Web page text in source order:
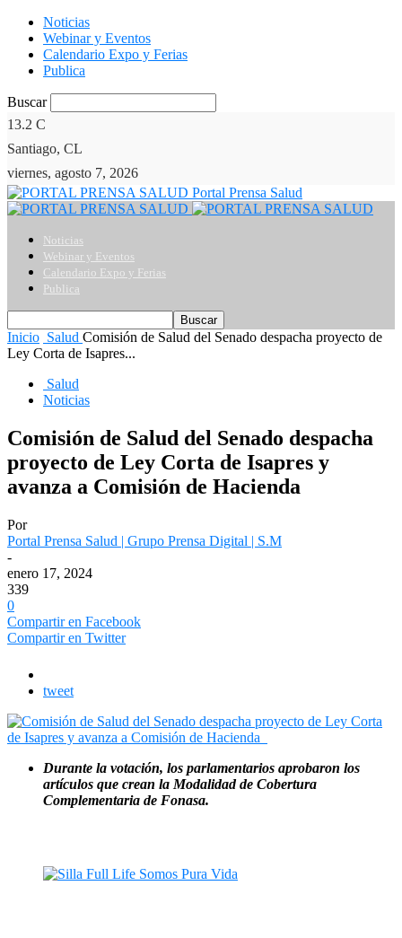
Noticias
Webinar y Eventos
Calendario Expo y Ferias
Publica
Buscar
13.2 C
Santiago, CL
viernes, agosto 7, 2026
Portal Prensa Salud
Noticias
Webinar y Eventos
Calendario Expo y Ferias
Publica
Inicio Salud Comisión de Salud del Senado despacha proyecto de
Ley Corta de Isapres...
Salud
Noticias
Comisión de Salud del Senado despacha
proyecto de Ley Corta de Isapres y
avanza a Comisión de Hacienda
Por
Portal Prensa Salud | Grupo Prensa Digital | S.M
-
enero 17, 2024
339
0
Compartir en Facebook
Compartir en Twitter
tweet
Durante la votación, los parlamentarios aprobaron los
artículos que crean la Modalidad de Cobertura
Complementaria de Fonasa.